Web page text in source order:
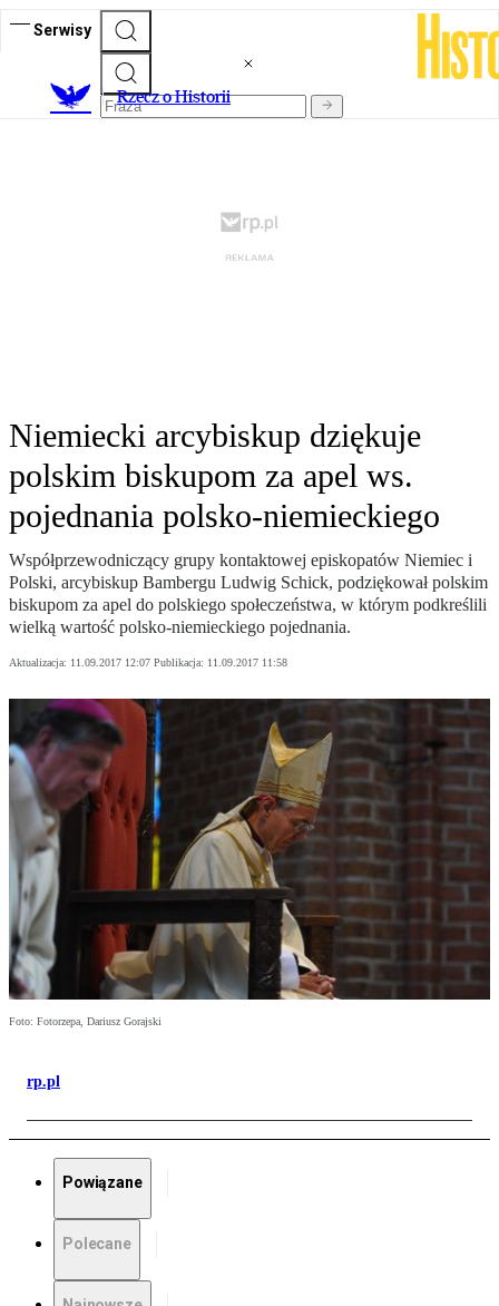
Serwisy
Rzecz o Historii
Niemiecki arcybiskup dziękuje
polskim biskupom za apel ws.
pojednania polsko-niemieckiego
Współprzewodniczący grupy kontaktowej episkopatów Niemiec i
Polski, arcybiskup Bambergu Ludwig Schick, podziękował polskim
biskupom za apel do polskiego społeczeństwa, w którym podkreślili
wielką wartość polsko-niemieckiego pojednania.
Aktualizacja: 11.09.2017 12:07 Publikacja: 11.09.2017 11:58
Foto: Fotorzepa, Dariusz Gorajski
rp.pl
Powiązane
Polecane